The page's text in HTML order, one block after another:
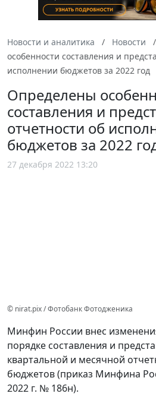
Новости и аналитика Новости
особенности составления и
исполнении бюджетов за 2022 год
Определены
составления и
отчетности об
бюджетов за 2022
27 декабря 2022 13:20
© nirat.pix / Фотобанк Фотодженика
Минфин России внес
порядке составления и
квартальной и месячной
бюджетов (приказ Минфина
2022 г. № 186н).